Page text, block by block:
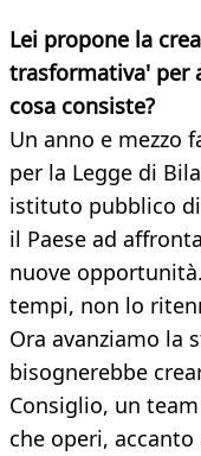
Lei propone la
trasformativa' per
cosa consiste?
Un anno e mezzo
per la Legge di
istituto pubblico
il Paese ad
nuove
tempi, non lo
Ora avanziamo la
bisognerebbe
Consiglio, un
che operi,